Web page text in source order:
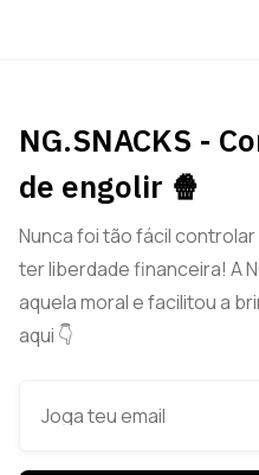
NG.SNACKS -
de engolir 🍿
Nunca foi tão fácil
ter liberdade financeira! A
aquela moral e facilitou a
aqui 👇